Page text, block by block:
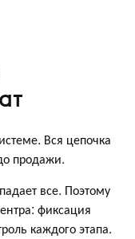
Вся цепочка
продажи.
все. Поэтому
фиксация
каждого этапа.